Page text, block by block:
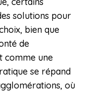
solutions pour
bien que
de
comme une
se répand
où